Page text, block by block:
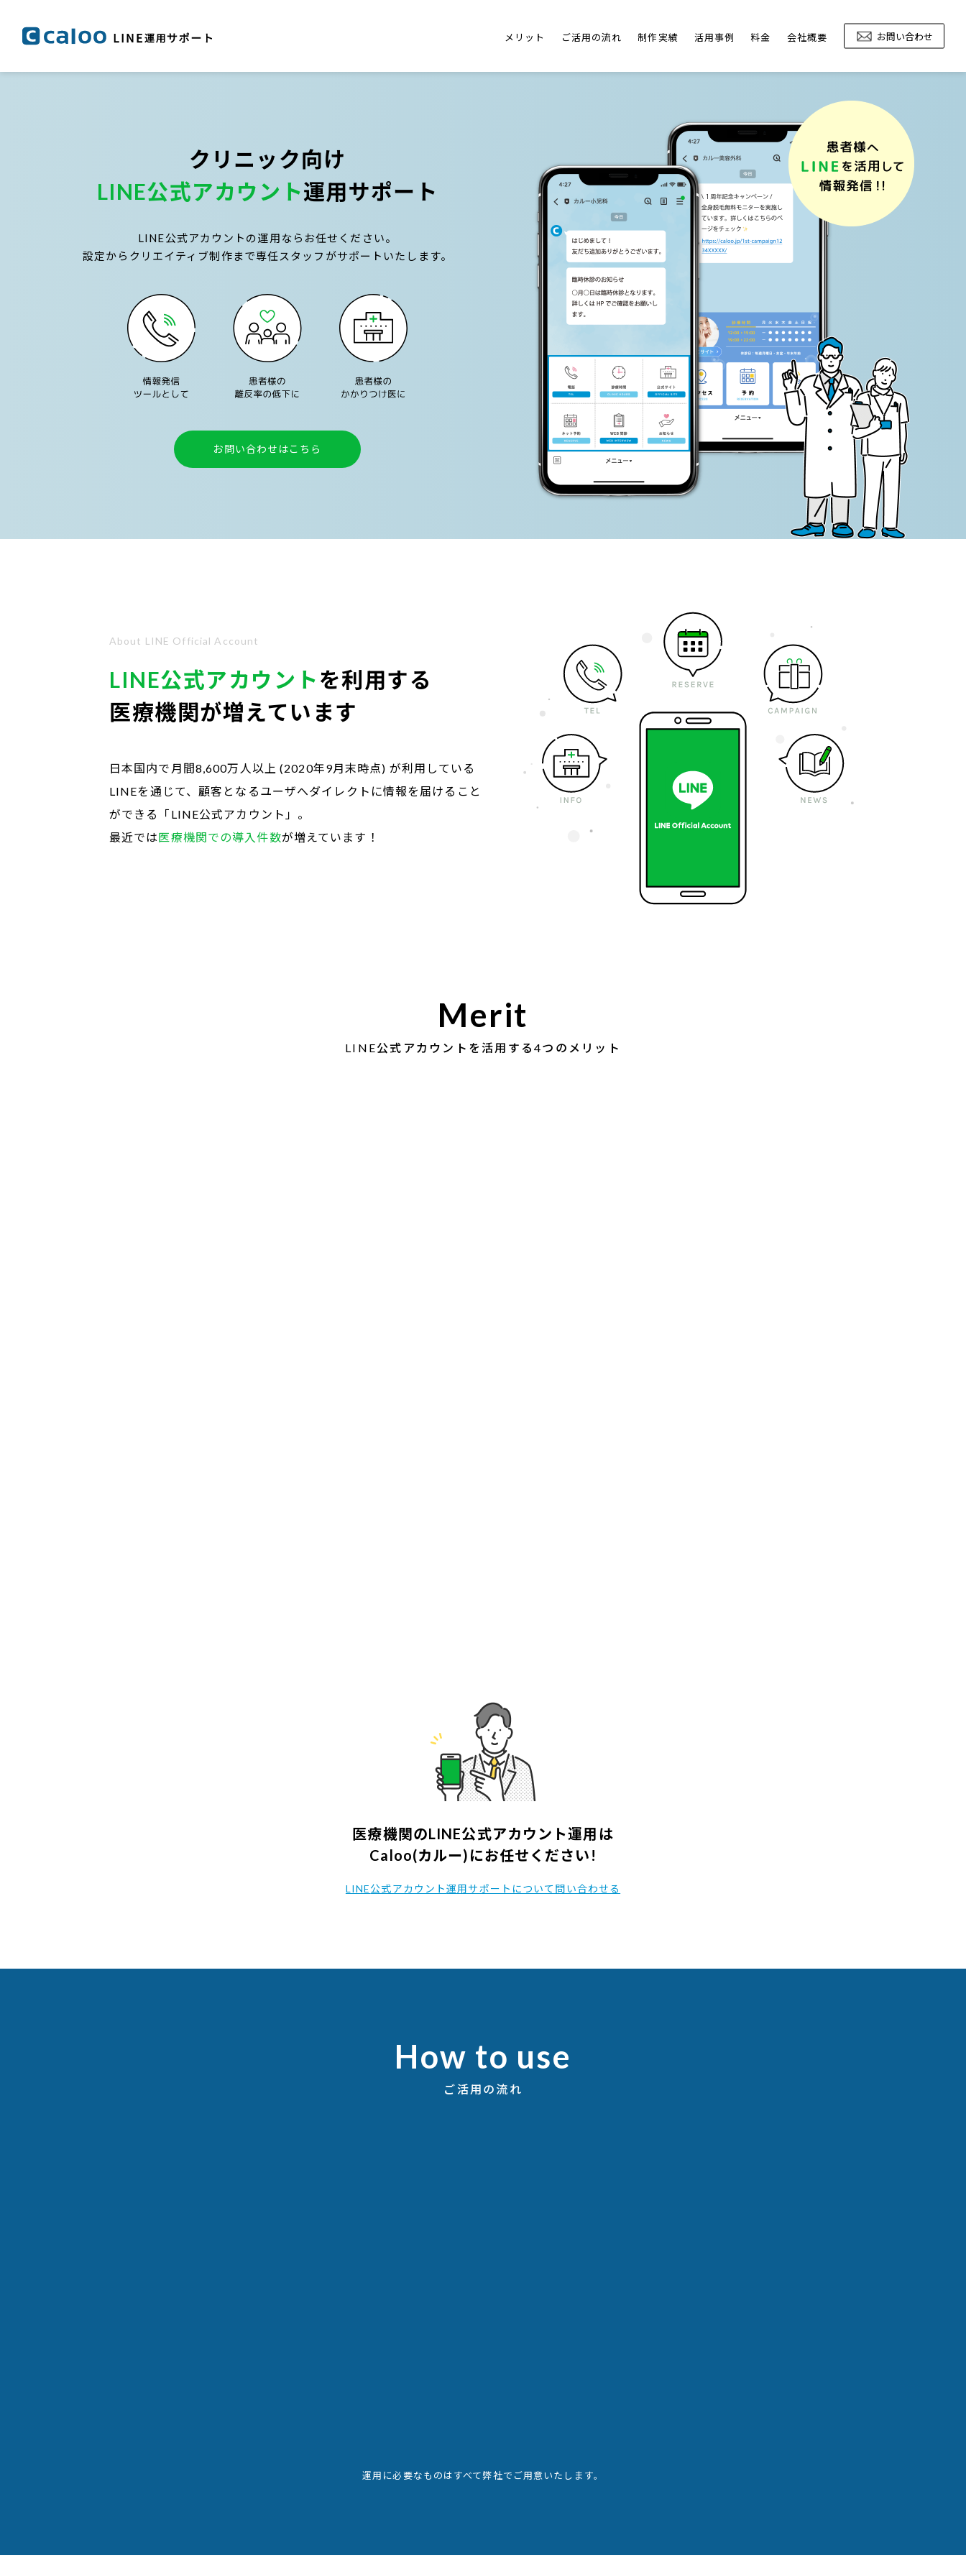
メリット ご活用の流れ 制作実績 活用事例 料金 会社概要 お問い合わせ
クリニック向け
LINE公式アカウント運用サポート
LINE公式アカウントの運用ならお任せください。
設定からクリエイティブ制作まで専任スタッフがサポートいたします。
お問い合わせはこちら
About LINE Official Account
LINE公式アカウントを利用する
医療機関が増えています
日本国内で月間8,600万人以上 (2020年9月末時点) が利用している
LINEを通じて、顧客となるユーザへダイレクトに情報を届けること
ができる「LINE公式アカウント」。
最近では医療機関での導入件数が増えています！
Merit
LINE公式アカウントを活用する4つのメリット
医療機関のLINE公式アカウント運用は
Caloo(カルー)にお任せください!
LINE公式アカウント運用サポートについて問い合わせる
How to use
ご活用の流れ
運用に必要なものはすべて弊社でご用意いたします。